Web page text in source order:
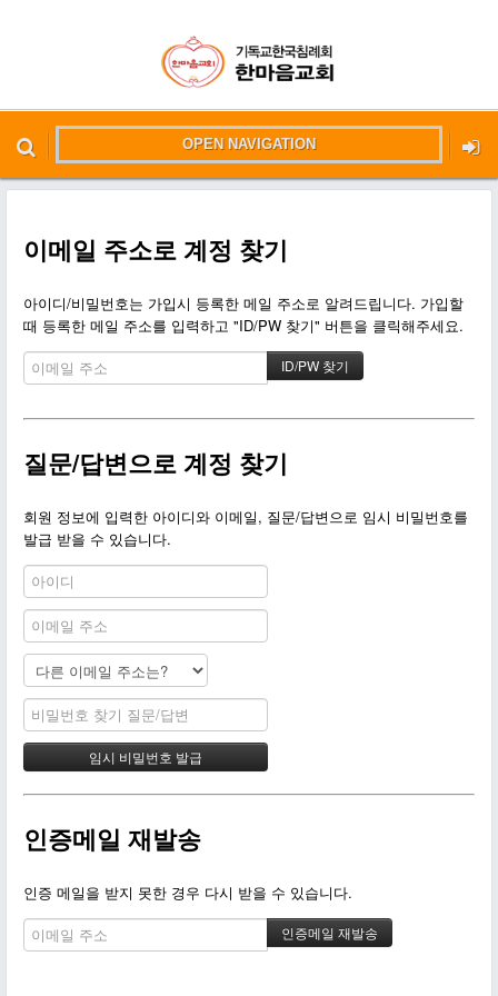
메뉴 건너뛰기
OPEN NAVIGATION
본문시작
이메일 주소로 계정 찾기
아이디/비밀번호는 가입시 등록한 메일 주소로 알려드립니다. 가입할
때 등록한 메일 주소를 입력하고 "ID/PW 찾기" 버튼을 클릭해주세요.
질문/답변으로 계정 찾기
회원 정보에 입력한 아이디와 이메일, 질문/답변으로 임시 비밀번호를
발급 받을 수 있습니다.
인증메일 재발송
인증 메일을 받지 못한 경우 다시 받을 수 있습니다.